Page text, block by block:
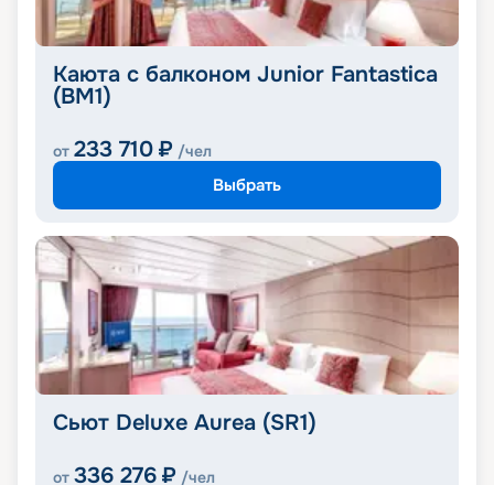
Каюта с балконом Junior Fantastica
(BM1)
от 233 710 ₽ /чел
Выбрать
Сьют Deluxe Aurea (SR1)
от 336 276 ₽ /чел